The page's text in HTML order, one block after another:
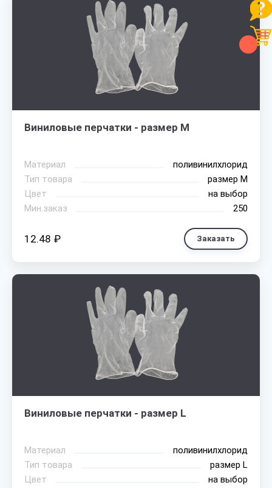
Виниловые перчатки - размер M
Материал
поливинилхлорид
Тип товара
размер М
Цвет
на выбор
Мин.заказ
250
12.48 ₽ Заказать
Виниловые перчатки - размер L
Материал
поливинилхлорид
Тип товара
размер L
Цвет
на выбор